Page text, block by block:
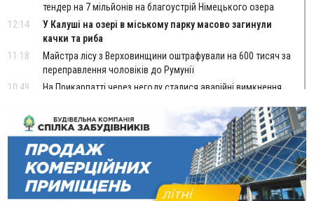
тендер на 7 мільйонів на благоустрій Німецького озера
12:14
У Калуші на озері в міському парку масово загинули
качки та риба
11:18
Майстра лісу з Верховинщини оштрафували на 600 тисяч за
переправлення чоловіків до Румунії
10:49
На Прикарпатті через негоду сталися аварійні вимкнення
10:43
За змову на тендері для Долинської лікарні двох
підприємців оштрафували на 272 тисячі гривень
10:09
Яремчанський суд виніс вирок чоловіку, який у Буковелі
вкрав із супермаркету пляшку віскі за 8,5 тисяч
09:53
В урочищі біля Галича археологи відкопали давньоруську
вагову гирку XII–XIII століть